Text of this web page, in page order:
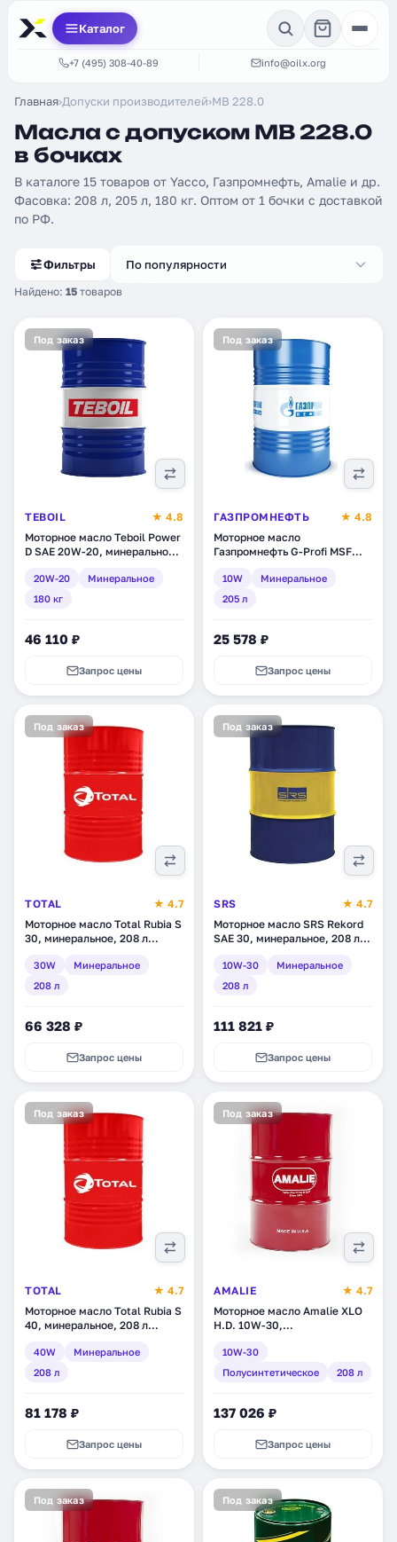
Каталог
+7 (495) 308-40-89 info@oilx.org
Главная›Допуски производителей›MB 228.0
Масла с допуском MB 228.0
в бочках
В каталоге 15 товаров от Yacco, Газпромнефть, Amalie и др.
Фасовка: 208 л, 205 л, 180 кг. Оптом от 1 бочки с доставкой
по РФ.
Фильтры
Найдено: 15 товаров
По популярности
Под заказ
TEBOIL
★ 4.8
Моторное масло Teboil Power
D SAE 20W-20, минеральное,
20W-20
Минеральное
180 кг
46 110 ₽
Запрос цены
Под заказ
ГАЗПРОМНЕФТЬ
★ 4.8
Моторное масло
Газпромнефть G-Profi MSF
(2389906730)
10W
Минеральное
205 л
25 578 ₽
Запрос цены
Под заказ
TOTAL
★ 4.7
Моторное масло Total Rubia S
30, минеральное, 208 л
30W
Минеральное
208 л
66 328 ₽
Запрос цены
Под заказ
SRS
★ 4.7
Моторное масло SRS Rekord
SAE 30, минеральное, 208 л
10W-30
Минеральное
208 л
111 821 ₽
Запрос цены
Под заказ
TOTAL
★ 4.7
Моторное масло Total Rubia S
40, минеральное, 208 л
40W
Минеральное
208 л
81 178 ₽
Запрос цены
Под заказ
AMALIE
★ 4.7
Моторное масло Amalie XLO
H.D. 10W-30,
(160-71773-05)
10W-30
Полусинтетическое
208 л
137 026 ₽
Запрос цены
Под заказ Под заказ